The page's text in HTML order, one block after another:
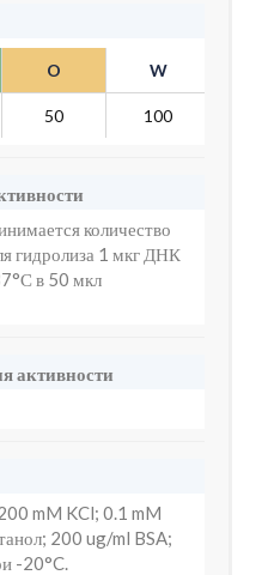
O W
50 100
количество
гидролиза 1 мкг ДНК
в 50 мкл
активности
mM KCl; 0.1 mM
200 ug/ml BSA;
-20°C.